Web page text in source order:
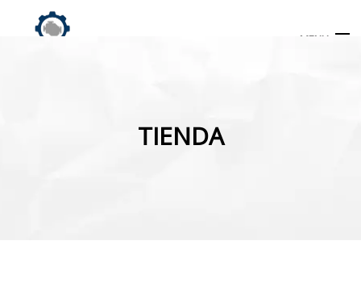
MENU
TIENDA